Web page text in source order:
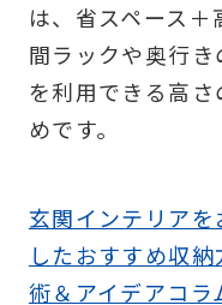
は、省スペース
間ラックや奥行
を利用できる高
めです。
玄関インテリア
したおすすめ収
術＆アイデアコ